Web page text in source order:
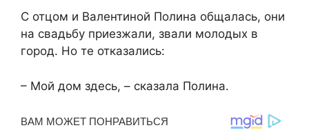
С отцом и Валентиной Полина общалась, они
на свадьбу приезжали, звали молодых в
город. Но те отказались:
– Мой дом здесь, – сказала Полина.